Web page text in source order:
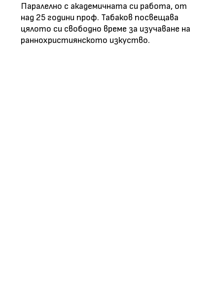
Паралелно с академичната си работа, от
над 25 години проф. Табаков посвещава
цялото си свободно време за изучаване на
раннохристиянското изкуство.